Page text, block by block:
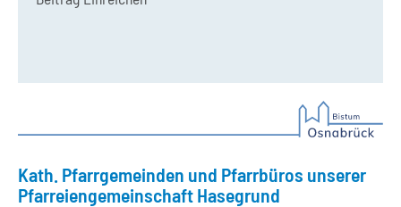
Kath. Pfarrgemeinden und Pfarrbüros unserer
Pfarreiengemeinschaft Hasegrund